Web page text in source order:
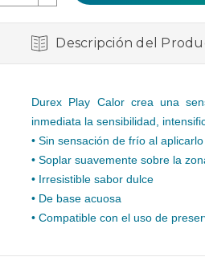
CANTIDAD:
Descripción del
Durex Play Calor crea una
inmediata la sensibilidad,
• Sin sensación de frío al aplicarlo
• Soplar suavemente sobre la
• Irresistible sabor dulce
• De base acuosa
• Compatible con el uso de